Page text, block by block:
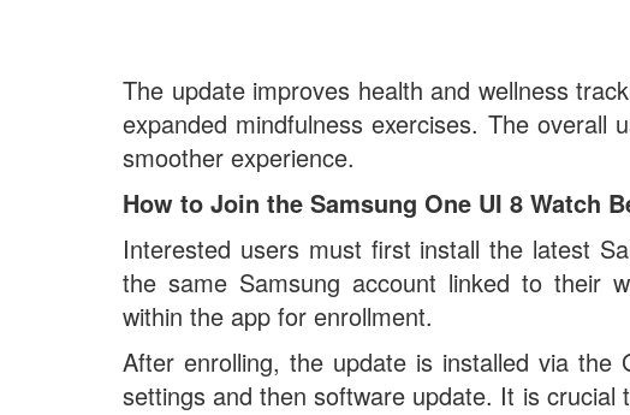
The update improves health and wellness
expanded mindfulness exercises. The
smoother experience.
How to Join the Samsung One UI 8 Watch
Interested users must first install the latest
the same Samsung account linked to their
within the app for enrollment.
After enrolling, the update is installed via the
settings and then software update. It is